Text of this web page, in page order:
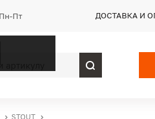
Пт ДОСТАВКА И
STOUT